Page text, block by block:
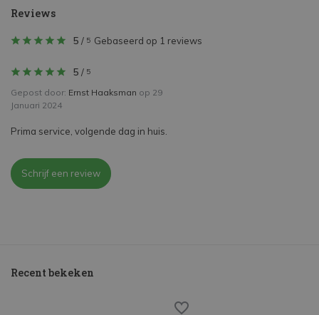
Reviews
5 / 5 Gebaseerd op 1 reviews
5 / 5
Gepost door: Ernst Haaksman op 29
Januari 2024
Prima service, volgende dag in huis.
Schrijf een review
Recent bekeken